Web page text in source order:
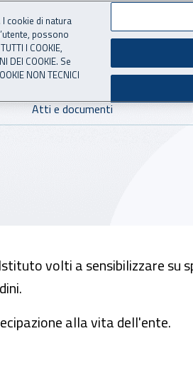
Atti e documenti
volti a sensibilizzare su
alla vita dell'ente.
cookie di natura
possono
I COOKIE,
COOKIE. Se
NON TECNICI